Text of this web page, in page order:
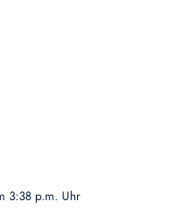
3:38 p.m. Uhr